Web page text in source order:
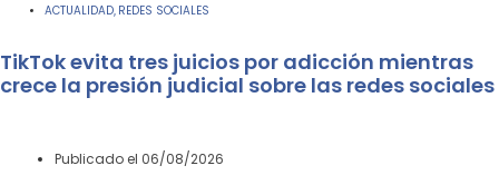
ACTUALIDAD REDES SOCIALES
TikTok evita tres juicios por adicción mientras
crece la presión judicial sobre las redes sociales
Publicado el 06/08/2026